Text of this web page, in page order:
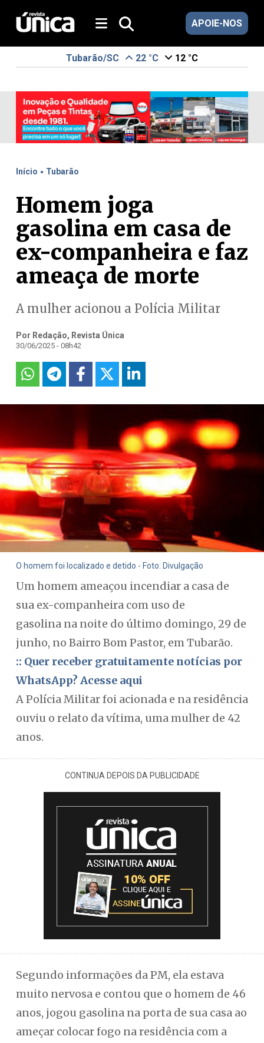
APOIE-NOS
Tubarão/SC 22 °C 12 °C
Início . Tubarão
Homem joga
gasolina em casa de
ex-companheira e faz
ameaça de morte
A mulher acionou a Polícia Militar
Por Redação, Revista Única
30/06/2025 - 08h42
O homem foi localizado e detido - Foto: Divulgação
Um homem ameaçou incendiar a casa de
sua ex-companheira com uso de
gasolina na noite do último domingo, 29 de
junho, no Bairro Bom Pastor, em Tubarão.
:: Quer receber gratuitamente notícias por
WhatsApp? Acesse aqui
A Polícia Militar foi acionada e na residência
ouviu o relato da vítima, uma mulher de 42
anos.
CONTINUA DEPOIS DA PUBLICIDADE
Segundo informações da PM, ela estava
muito nervosa e contou que o homem de 46
anos, jogou gasolina na porta de sua casa ao
ameçar colocar fogo na residência com a